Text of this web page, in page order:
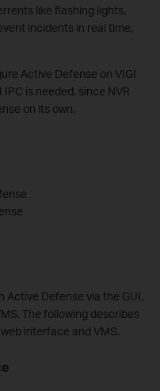
like flashing lights,
incidents in real time,
Active Defense on VIGI
is needed, since NVR
on its own.
Active Defense via the GUI,
The following describes
interface and VMS.